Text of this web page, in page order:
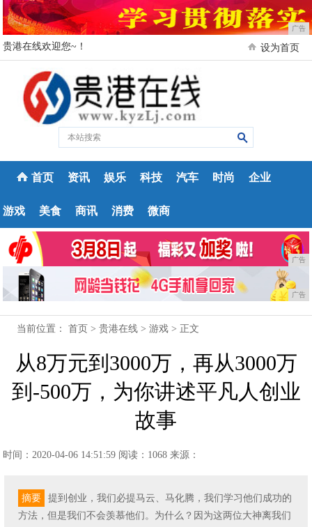
广告
贵港在线欢迎您~！ 设为首页
首页 资讯 娱乐 科技 汽车 时尚 企业
游戏 美食 商讯 消费 微商
广告
广告
当前位置：首页 >贵港在线 >游戏 > 正文
从8万元到3000万，再从3000万
到-500万，为你讲述平凡人创业
故事
时间：2020-04-06 14:51:59 阅读：1068 来源：
摘要
提到创业，我们必提马云、马化腾，我们学习他们成功的
方法，但是我们不会羡慕他们。为什么？因为这两位大神离我们